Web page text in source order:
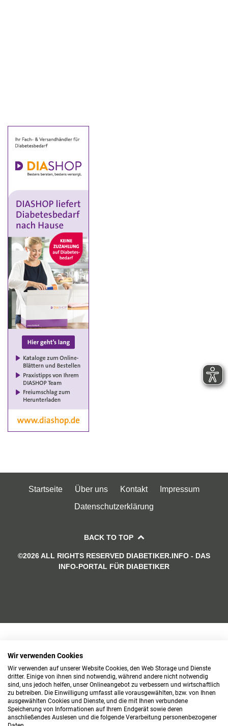
Startseite Über uns Kontakt
Impressum
Datenschutzerklärung
BACK TO TOP
©2026 ALL RIGHTS RESERVED DIABETIKER.INFO - DAS
INFO-PORTAL FÜR DIABETIKER
Wir verwenden Cookies
Wir verwenden auf unserer Website Cookies, den Web Storage und Dienste
dritter. Einige von ihnen sind notwendig, während andere nicht notwendig
sind, uns jedoch helfen, unser Onlineangebot zu verbessern und wirtschaftlich
zu betreiben. Die Einwilligung umfasst alle vorausgewählten, bzw. von Ihnen
ausgewählten Cookies und Dienste, und die mit Ihnen verbundene
Speicherung von Informationen auf Ihrem Endgerät sowie deren
anschließendes Auslesen und die folgende Verarbeitung personenbezogener